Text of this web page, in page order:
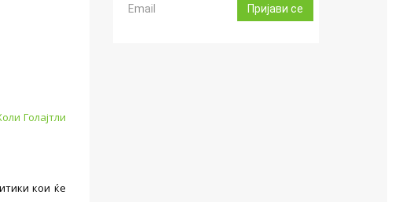
Голајтли
кои ќе
Пријави се